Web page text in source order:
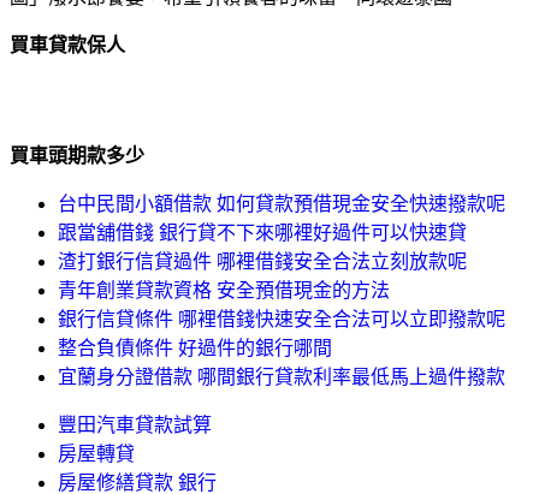
買車貸款保人
買車頭期款多少
台中民間小額借款 如何貸款預借現金安全快速撥款呢
跟當舖借錢 銀行貸不下來哪裡好過件可以快速貸
渣打銀行信貸過件 哪裡借錢安全合法立刻放款呢
青年創業貸款資格 安全預借現金的方法
銀行信貸條件 哪裡借錢快速安全合法可以立即撥款呢
整合負債條件 好過件的銀行哪間
宜蘭身分證借款 哪間銀行貸款利率最低馬上過件撥款
豐田汽車貸款試算
房屋轉貸
房屋修繕貸款 銀行